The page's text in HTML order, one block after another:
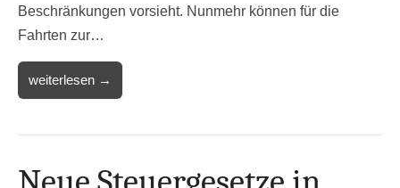
Beschränkungen vorsieht. Nunmehr können für die
Fahrten zur…
weiterlesen →